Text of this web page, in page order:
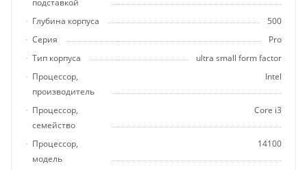
подставкой
Глубина корпуса
500
Серия
Pro
Тип корпуса
ultra small form factor
Процессор,
производитель
Intel
Процессор,
семейство
Core i3
Процессор,
модель
14100